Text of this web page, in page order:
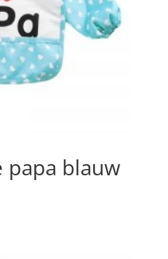
papa blauw